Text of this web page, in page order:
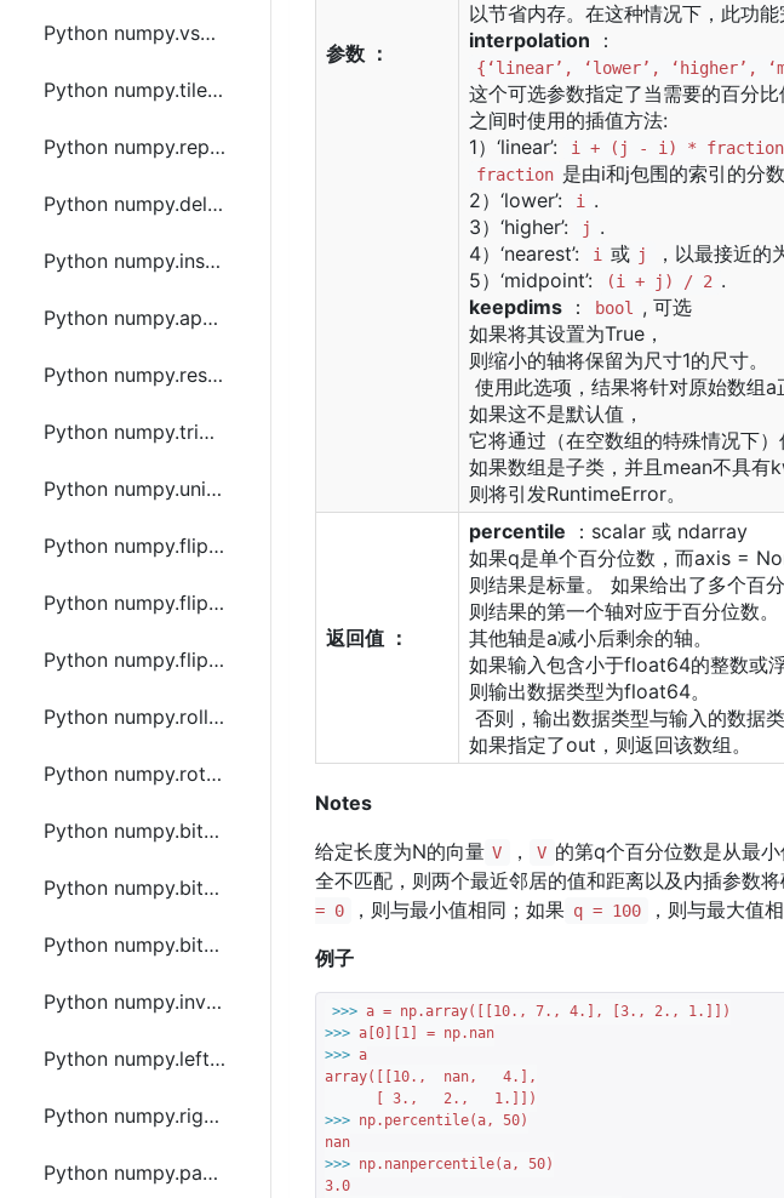
Python numpy.vsplit函数方法的使用
Python numpy.tile函数方法的使用
Python numpy.repeat函数方法的使用
Python numpy.delete函数方法的使用
Python numpy.insert函数方法的使用
Python numpy.append函数方法的使用
Python numpy.resize函数方法的使用
Python numpy.trim_zeros函数方法的使用
Python numpy.unique函数方法的使用
Python numpy.flip函数方法的使用
Python numpy.fliplr函数方法的使用
Python numpy.flipud函数方法的使用
Python numpy.roll函数方法的使用
Python numpy.rot90函数方法的使用
Python numpy.bitwise_and函数方法的使用
Python numpy.bitwise_or函数方法的使用
Python numpy.bitwise_xor函数方法的使用
Python numpy.invert函数方法的使用
Python numpy.left_shift函数方法的使用
Python numpy.right_shift函数方法的使用
Python numpy.packbits函数方法的使用
参数 ：
以节省内存。在这种情况下，此功能
interpolation ：
{‘linear’, ‘lower’, ‘higher’,
这个可选参数指定了当需要的百分
之间时使用的插值方法:
1）‘linear’:
i + (j - i) * fraction
fraction 是由i和j包围的索引的分数
2）‘lower’:
i
.
3）‘higher’:
j
.
4）‘nearest’:
i 或 j
，以最接近的
5）‘midpoint’:
(i + j) / 2 .
keepdims ： bool
, 可选
如果将其设置为True，
则缩小的轴将保留为尺寸1的尺寸。
使用此选项，结果将针对原始数组a
如果这不是默认值，
它将通过（在空数组的特殊情况下
如果数组是子类，并且mean不具有
则将引发RuntimeError。
返回值 ：
percentile ：scalar 或 ndarray
如果q是单个百分位数，而axis =
则结果是标量。 如果给出了多个百分
则结果的第一个轴对应于百分位数。
其他轴是a减小后剩余的轴。
如果输入包含小于float64的整数或
则输出数据类型为float64。
否则，输出数据类型与输入的数据
如果指定了out，则返回该数组。
Notes
给定长度为N的向量 V ， V 的第q个百分位数是从最
全不匹配，则两个最近邻居的值和距离以及内插参数
= 0
，则与最小值相同；如果 q = 100
，则与最大值相
例子
>>> a = np.array([[ 10. , 7. , 4. ], [ 3. , 2. , 1.
>>> a[ 0][ 1
] = np.nan
>>> a
array([[
10. ,  nan, 4.
],
3. , 2. , 1.
>>> np.percentile(a, 50)
nan
>>> np.nanpercentile(a, 50
3.0